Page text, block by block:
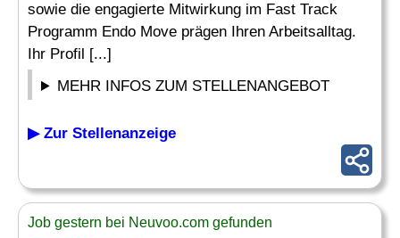
sowie die engagierte Mitwirkung im Fast Track
Programm Endo Move prägen Ihren Arbeitsalltag.
Ihr Profil [...]
MEHR INFOS ZUM STELLENANGEBOT
▶ Zur Stellenanzeige
Job gestern bei Neuvoo.com gefunden